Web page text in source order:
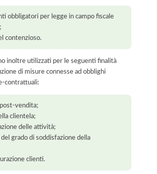
obbligatori per legge in campo fiscale
contenzioso.
inoltre utilizzati per le seguenti finalità
di misure connesse ad obblighi
contrattuali:
vendita;
clientela;
delle attività;
grado di soddisfazione della
clienti.